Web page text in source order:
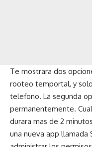
Te mostrara dos
rooteo temportal, y
telefono. La segunda
permanentemente.
durara mas de 2
una nueva app llamada